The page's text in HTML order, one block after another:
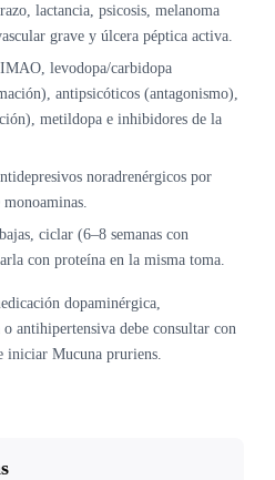
lactancia, psicosis, melanoma
grave y úlcera péptica activa.
IMAO, levodopa/carbidopa
antipsicóticos (antagonismo),
metildopa e inhibidores de la
noradrenérgicos por
ciclar (6–8 semanas con
con proteína en la misma toma.
dopaminérgica,
antihipertensiva debe consultar con
iniciar Mucuna pruriens.